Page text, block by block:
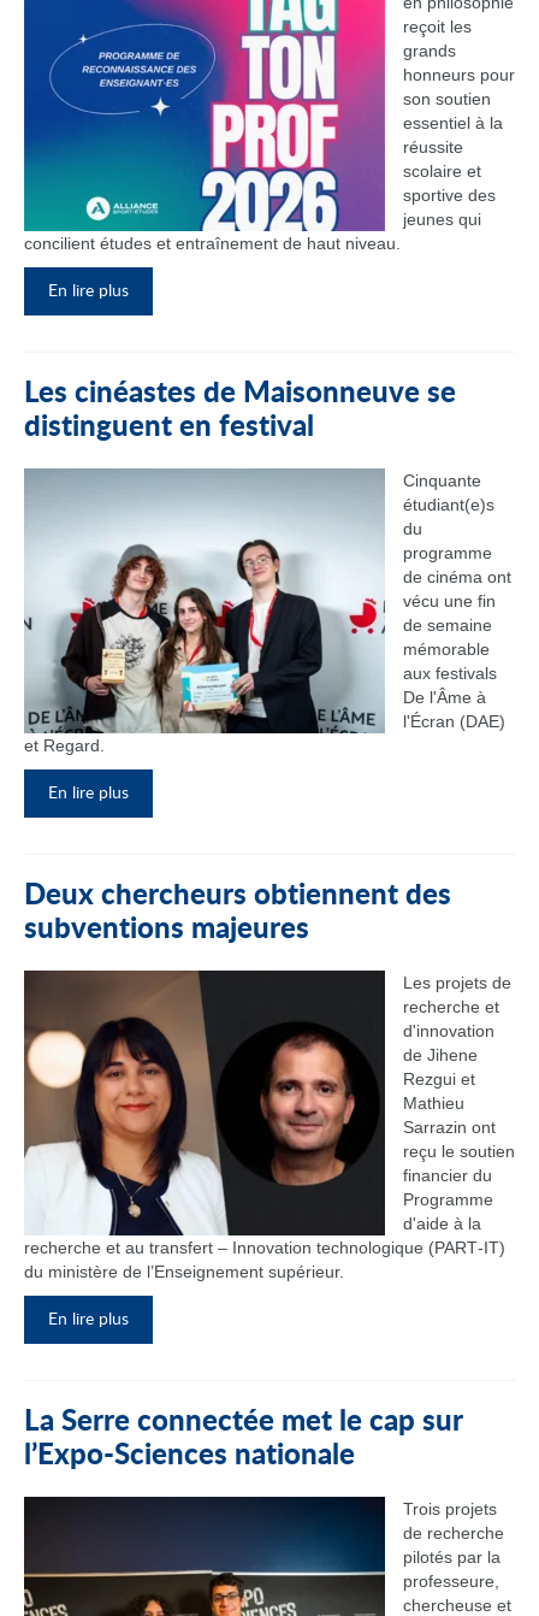
reçoit les
grands
honneurs pour
son soutien
essentiel à la
réussite
scolaire et
sportive des
jeunes qui
concilient études et entraînement de haut niveau.
En lire plus
Les cinéastes de Maisonneuve se
distinguent en festival
Cinquante
étudiant(e)s
du
programme
de cinéma ont
vécu une fin
de semaine
mémorable
aux festivals
De l'Âme à
l'Écran (DAE)
et Regard.
En lire plus
Deux chercheurs obtiennent des
subventions majeures
Les projets de
recherche et
d'innovation
de Jihene
Rezgui et
Mathieu
Sarrazin ont
reçu le soutien
financier du
Programme
d'aide à la
recherche et au transfert – Innovation technologique (PART‑IT)
du ministère de l’Enseignement supérieur.
En lire plus
La Serre connectée met le cap sur
l’Expo-Sciences nationale
Trois projets
de recherche
pilotés par la
professeure,
chercheuse et